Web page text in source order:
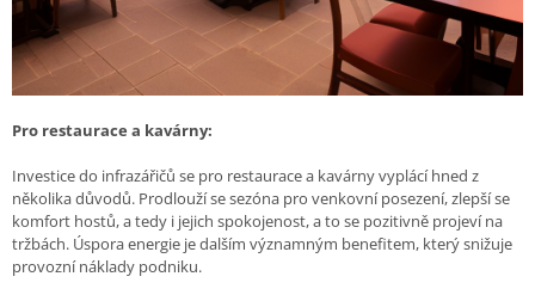
Pro restaurace a kavárny:
Investice do infrazářičů se pro restaurace a kavárny vyplácí hned z
několika důvodů. Prodlouží se sezóna pro venkovní posezení, zlepší se
komfort hostů, a tedy i jejich spokojenost, a to se pozitivně projeví na
tržbách. Úspora energie je dalším významným benefitem, který snižuje
provozní náklady podniku.